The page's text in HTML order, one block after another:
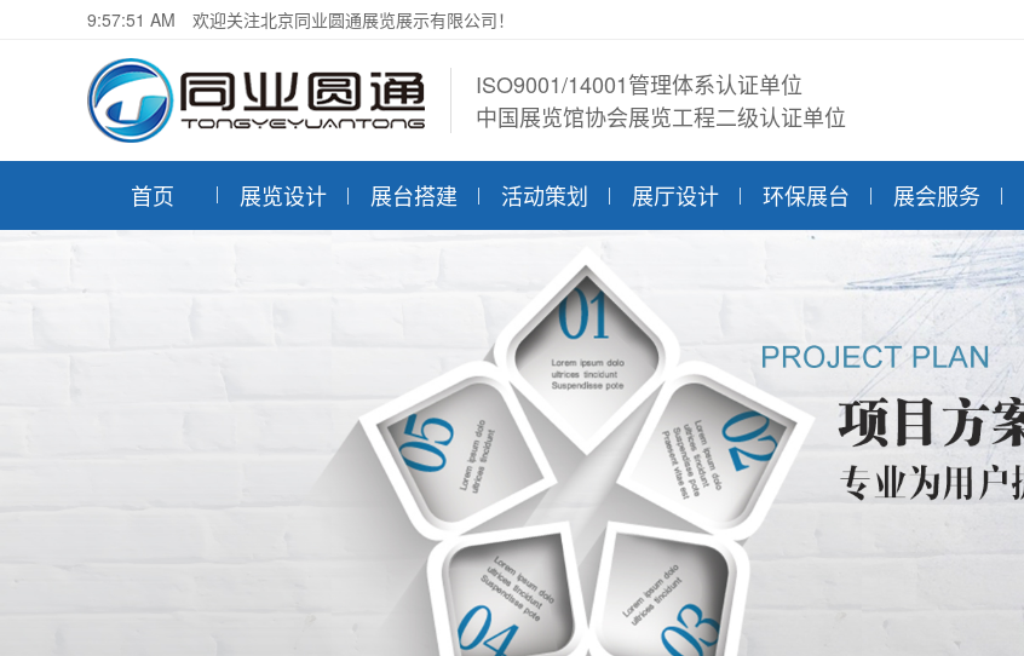
9:57:52 AM 欢迎关注北京同业圆通展览展示有限公司！
ISO9001/14001管理体系认证单位
中国展览馆协会展览工程二级认证单位
首页 展览设计 展台搭建 活动策划 展厅设计 环保展台 展会服务